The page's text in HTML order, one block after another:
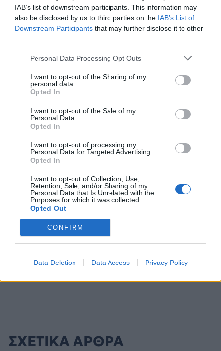
IAB’s list of downstream participants. This information may
also be disclosed by us to third parties on the IAB’s List of
Downstream Participants that may further disclose it to other
Personal Data Processing Opt Outs
I want to opt-out of the Sharing of my
personal data.
Opted In
I want to opt-out of the Sale of my
Personal Data.
Opted In
I want to opt-out of processing my
Personal Data for Targeted Advertising.
Opted In
I want to opt-out of Collection, Use,
Retention, Sale, and/or Sharing of my
Personal Data that Is Unrelated with the
Purposes for which it was collected.
Opted Out
CONFIRM
Data Deletion Data Access Privacy Policy
Τριμερής αμυντική
συμφωνία: Τουρκία,
Πακιστάν ενισχύουν τους
δεσμούς τους
Ελληνικοί
σχεδιασμός
ΣΧΕΤΙΚΑ ΑΡΘΡΑ